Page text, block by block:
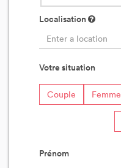
Localisation
Votre situation
Couple Femme
Prénom